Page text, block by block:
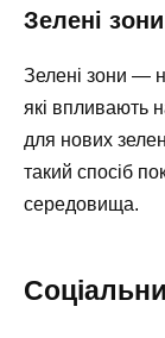
Зелені
Зелені зони —
які впливають
для нових
такий спосіб
середовища.